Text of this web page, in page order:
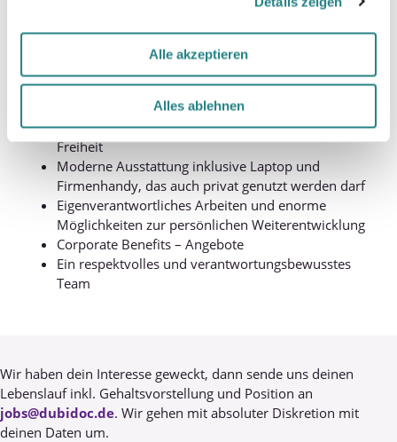
Alle akzeptieren
Alles ablehnen
Gehalt zwischen 45.000 – 60.000 €, abhängig von
der Berufserfahrung
Hybrides Arbeitsmodell: wir schätzen das Arbeiten
in Präsenz sowie die durch mobiles,
ortsunabhängiges Arbeiten mögliche Flexibilität und
Freiheit
Moderne Ausstattung inklusive Laptop und
Firmenhandy, das auch privat genutzt werden darf
Eigenverantwortliches Arbeiten und enorme
Möglichkeiten zur persönlichen Weiterentwicklung
Corporate Benefits – Angebote
Ein respektvolles und verantwortungsbewusstes
Team
Wir haben dein Interesse geweckt, dann sende uns deinen
Lebenslauf inkl. Gehaltsvorstellung und Position an
jobs@dubidoc.de. Wir gehen mit absoluter Diskretion mit
deinen Daten um.